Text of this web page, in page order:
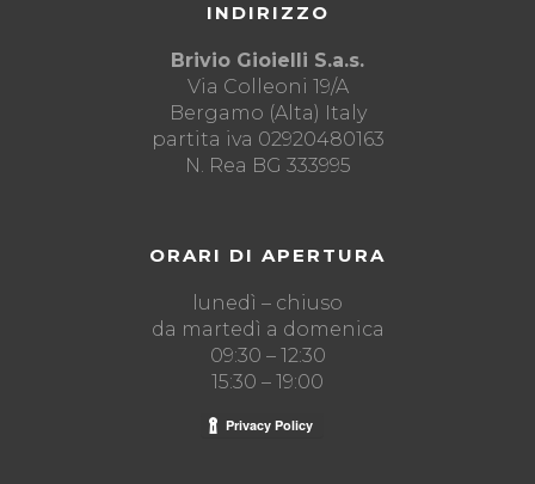
INDIRIZZO
Brivio Gioielli S.a.s.
Via Colleoni 19/A
Bergamo (Alta) Italy
partita iva 02920480163
N. Rea BG 333995
ORARI DI APERTURA
lunedì – chiuso
da martedì a domenica
09:30 – 12:30
15:30 – 19:00